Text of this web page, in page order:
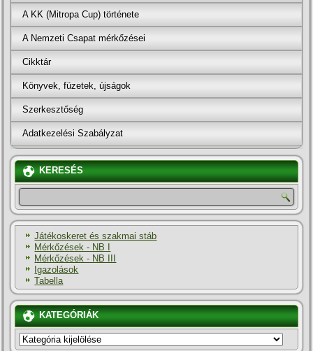
A KK (Mitropa Cup) története
A Nemzeti Csapat mérkőzései
Cikktár
Könyvek, füzetek, újságok
Szerkesztőség
Adatkezelési Szabályzat
KERESÉS
Játékoskeret és szakmai stáb
Mérkőzések - NB I
Mérkőzések - NB III
Igazolások
Tabella
KATEGÓRIÁK
KATEGÓRIÁK